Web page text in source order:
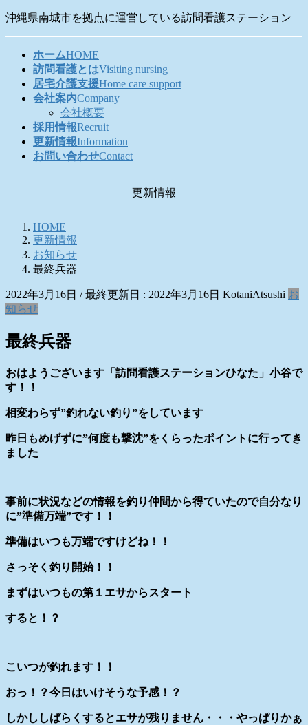
コ
ナ
沖縄県南城市を拠点に運営している訪問看護ステーション
ホームHOME
訪問看護とはVisiting nursing
居宅介護支援Home care support
会社案内Company
会社概要
採用情報Recruit
更新情報Information
お問い合わせContact
更新情報
HOME
更新情報
お知らせ
最終兵器
2022年3月16日 / 最終更新日 : 2022年3月16日 KotaniAtsushi お
知らせ
最終兵器
おはようございます「訪問看護ステーションひなた」小谷で
す！！
相変わらず”釣れない釣り”をしています
昨日もめげずに”何度も撃沈”をくらったポイントに行ってき
ました
事前に状況などの情報を釣り仲間から得ていたので自分なり
に”準備万端”です！！
準備はいつも万端ですけどね！！
さっそく釣り開始！！
まずはいつもの第１エサからスタート
すると！？
こいつが釣れます！！
おっ！？今日はいけそうな予感！？
しかししばらくするとエサが残りません・・・やっぱりかぁ